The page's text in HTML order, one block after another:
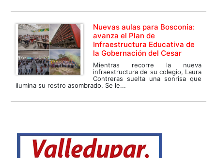
Nuevas aulas para Bosconia:
avanza el Plan de
Infraestructura Educativa de
la Gobernación del Cesar
Mientras recorre la nueva
infraestructura de su colegio, Laura
Contreras suelta una sonrisa que
ilumina su rostro asombrado. Se le...